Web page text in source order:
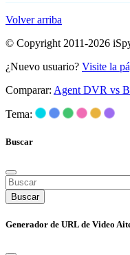
Volver arriba
© Copyright 2011-2026
¿Nuevo usuario? Visite la
Comparar: Agent DVR vs
Tema:
Buscar
Buscar
Generador de URL de Video